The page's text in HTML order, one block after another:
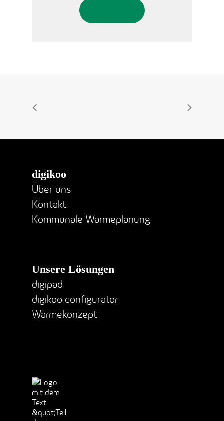
digikoo
Über uns
Kontakt
Kommunale Wärmeplanung
Unsere Lösungen
digipad
digikoo configurator
Wärmekonzept